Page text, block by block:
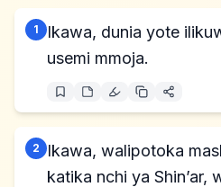
1
Ikawa, dunia yote
usemi mmoja.
2
Ikawa, walipotoka
katika nchi ya Shin’ar,